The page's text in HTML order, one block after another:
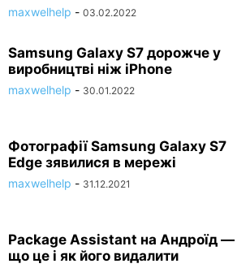
maxwelhelp - 03.02.2022
Samsung Galaxy S7 дорожче у
виробництві ніж iPhone
maxwelhelp - 30.01.2022
Фотографії Samsung Galaxy S7
Edge зявилися в мережі
maxwelhelp - 31.12.2021
Package Assistant на Андроїд —
що це і як його видалити